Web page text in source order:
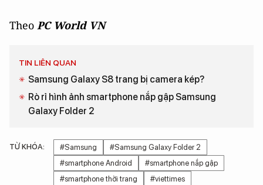
Theo PC World VN
TIN LIÊN QUAN
Samsung Galaxy S8 trang bị camera kép?
Rò rỉ hình ảnh smartphone nắp gập Samsung
Galaxy Folder 2
TỪ KHÓA: #Samsung
#Samsung Galaxy Folder 2
#smartphone Android
#smartphone nắp gập
#smartphone thời trang
#viettimes